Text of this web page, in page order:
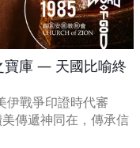
庫 — 天國比喻終
伊戰爭印證時代審
傳遞神同在，傳承信